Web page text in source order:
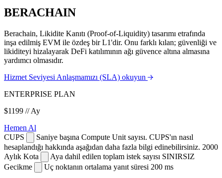
BERACHAIN
Berachain, Likidite Kanıtı (Proof-of-Liquidity) tasarımı etrafında
inşa edilmiş EVM ile özdeş bir L1'dir. Onu farklı kılan; güvenliği ve
likiditeyi hizalayarak DeFi katılımının ağı güvence altına almasına
yardımcı olmasıdır.
Hizmet Seviyesi Anlaşmamızı (SLA) okuyun
ENTERPRISE PLAN
$1199 // Ay
Hemen Al
CUPS
Saniye başına Compute Unit sayısı. CUPS'ın nasıl
hesaplandığı hakkında aşağıdan daha fazla bilgi edinebilirsiniz. 2000
Aylık Kota
Aya dahil edilen toplam istek sayısı SINIRSIZ
Gecikme
Uç noktanın ortalama yanıt süresi 200 ms